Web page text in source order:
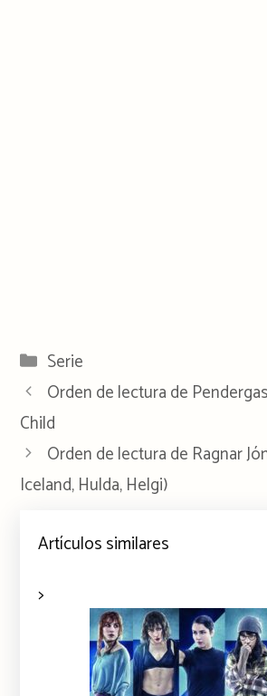
Categorías
Serie
Orden de lectura de
Child
Orden de lectura de Ragnar
Iceland, Hulda, Helgi)
Artículos similares
>